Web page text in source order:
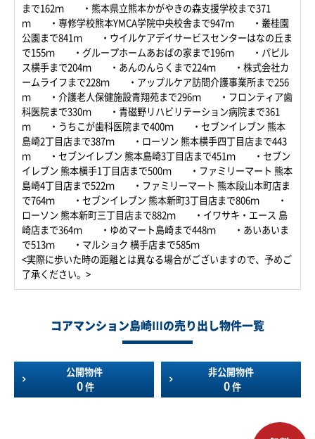
まで162ｍ ・熊本県立熊本かがやきの森支援学校まで371
ｍ ・専修学校熊本YMCA学院中央校舎まで947ｍ ・叢桂園
公園まで841ｍ ・ウイルケアデイサービスセンターはなの丘ま
で155ｍ ・グループホームあおばの家まで196ｍ ・パピル
ス横手まで204ｍ ・あんのんらくまで224ｍ ・株式会社カ
ームライフまで228ｍ ・アップルケア訪問介護事業所まで256
ｍ ・介護老人保健施設青翔苑まで296ｍ ・フロンティア歯
科医院まで330ｍ ・青磁野リハビリテーション病院まで361
ｍ ・うちこが歯科医院まで400ｍ ・セブンイレブン 熊本
島崎2丁目店まで387ｍ ・ローソン 熊本横手四丁目店まで443
ｍ ・セブンイレブン 熊本島崎3丁目店まで451ｍ ・セブン
イレブン 熊本横手1丁目店まで500ｍ ・ファミリーマート 熊本
島崎4丁目店まで522ｍ ・ファミリーマート 熊本段山本町店ま
で764ｍ ・セブンイレブン 熊本新町3丁目店まで806ｍ ・
ローソン 熊本新町三丁目店まで882ｍ ・イワサキ・エース 島
崎店まで364ｍ ・ゆめマート島崎まで448ｍ ・あいあいま
で513ｍ ・マルショク 横手店まで585ｍ
<実際に歩いた時の距離とは異なる場合がございますので、予めご
了承ください。>
コアマンション島崎Ⅲの売り出し物件一覧
公開物件
0 件
非公開物件
0 件